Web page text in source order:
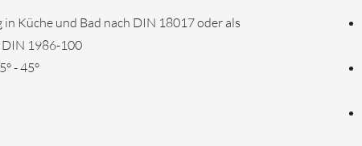
Küche und Bad nach DIN 18017 oder als
1986-100
- 45°